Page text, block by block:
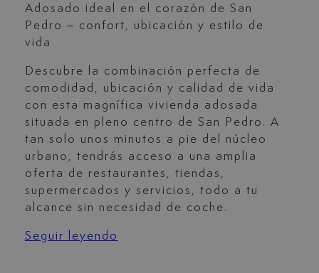
Adosado ideal en el corazón de San
Pedro – confort, ubicación y estilo de
vida
Descubre la combinación perfecta de
comodidad, ubicación y calidad de vida
con esta magnífica vivienda adosada
situada en pleno centro de San Pedro. A
tan solo unos minutos a pie del núcleo
urbano, tendrás acceso a una amplia
oferta de restaurantes, tiendas,
supermercados y servicios, todo a tu
alcance sin necesidad de coche.
Seguir leyendo